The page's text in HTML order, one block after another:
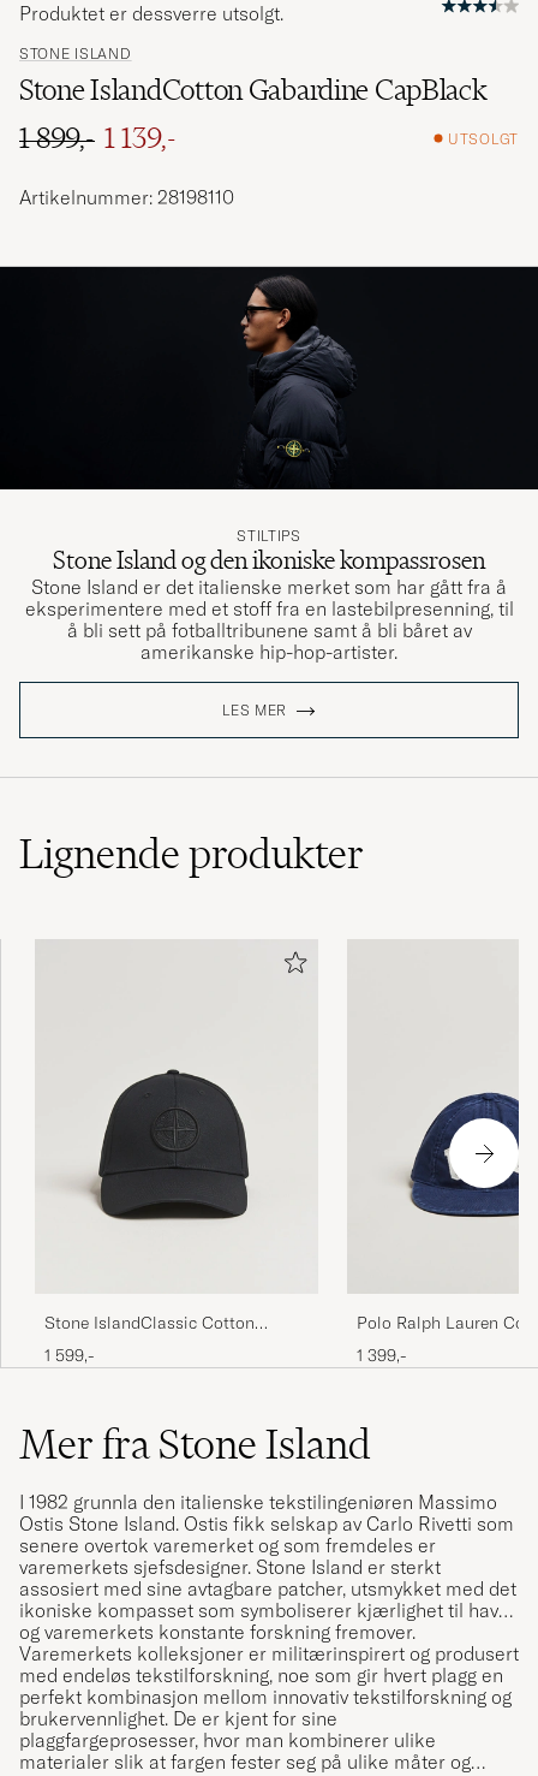
STONE ISLAND
Stone IslandCotton Gabardine CapBlack
Ordinær pris
1 899,-
Nedsatt pris
1 139,- UTSOLGT
Produktet er dessverre utsolgt.
Artikelnummer: 28198110
STILTIPS
Stone Island og den ikoniske kompassrosen
Stone Island er det italienske merket som har gått fra å
eksperimentere med et stoff fra en lastebilpresenning, til
å bli sett på fotballtribunene samt å bli båret av
amerikanske hip-hop-artister.
LES MER
Lignendeprodukter
Stone IslandClassic Cotton
CapBlack
1 599,-
Polo Ralph Lauren
USA Cap Newport Navy
1 399,-
Mer fra Stone Island
I 1982 grunnla den italienske tekstilingeniøren Massimo
Ostis Stone Island. Ostis fikk selskap av Carlo Rivetti som
senere overtok varemerket og som fremdeles er
varemerkets sjefsdesigner. Stone Island er sterkt
assosiert med sine avtagbare patcher, utsmykket med det
ikoniske kompasset som symboliserer kjærlighet til havet
og varemerkets konstante forskning fremover.
Varemerkets kolleksjoner er militærinspirert og produsert
med endeløs tekstilforskning, noe som gir hvert plagg en
perfekt kombinasjon mellom innovativ tekstilforskning og
brukervennlighet. De er kjent for sine
plaggfargeprosesser, hvor man kombinerer ulike
materialer slik at fargen fester seg på ulike måter og